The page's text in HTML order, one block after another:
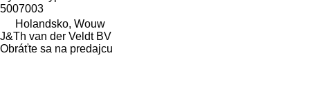
5007003
Holandsko, Wouw
J&Th van der Veldt BV
Obráťte sa na predajcu